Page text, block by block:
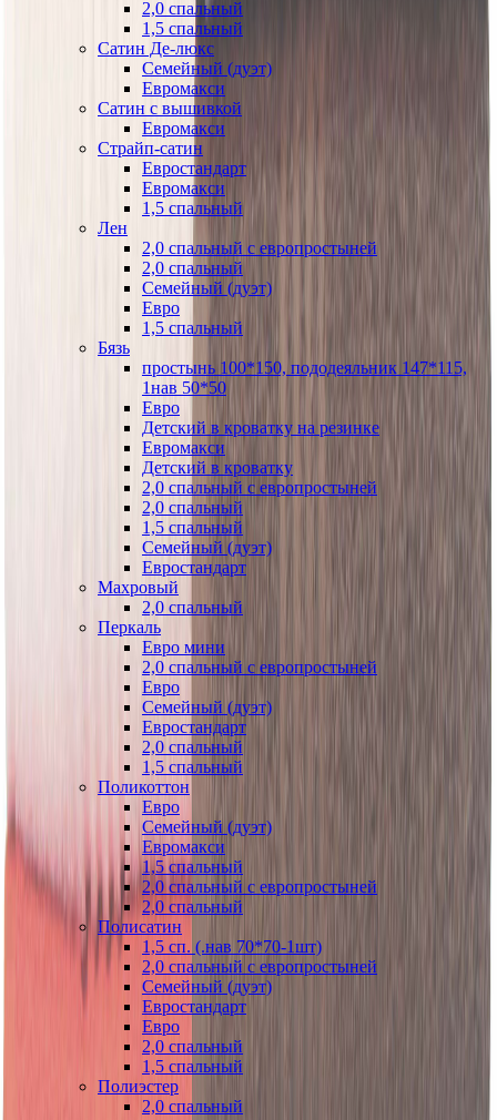
2,0 спальный
1,5 спальный
Сатин Де-люкс
Семейный (дуэт)
Евромакси
Сатин с вышивкой
Евромакси
Страйп-сатин
Евростандарт
Евромакси
1,5 спальный
Лен
2,0 спальный с европростыней
2,0 спальный
Семейный (дуэт)
Евро
1,5 спальный
Бязь
простынь 100*150, пододеяльник 147*115,
1нав 50*50
Евро
Детский в кроватку на резинке
Евромакси
Детский в кроватку
2,0 спальный с европростыней
2,0 спальный
1,5 спальный
Семейный (дуэт)
Евростандарт
Махровый
2,0 спальный
Перкаль
Евро мини
2,0 спальный с европростыней
Евро
Семейный (дуэт)
Евростандарт
2,0 спальный
1,5 спальный
Поликоттон
Евро
Семейный (дуэт)
Евромакси
1,5 спальный
2,0 спальный с европростыней
2,0 спальный
Полисатин
1,5 сп. (.нав 70*70-1шт)
2,0 спальный с европростыней
Семейный (дуэт)
Евростандарт
Евро
2,0 спальный
1,5 спальный
Полиэстер
2,0 спальный